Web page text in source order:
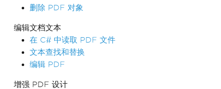
删除 PDF 对象
编辑文档文本
在 C# 中读取 PDF 文件
文本查找和替换
编辑 PDF
增强 PDF 设计